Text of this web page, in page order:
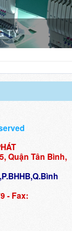
TY
Quận Tân Bình,
- Fax: